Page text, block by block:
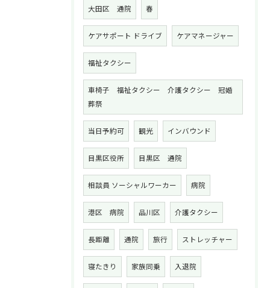
大田区 通院 春
ケアサポート ドライブ ケアマネージャー
福祉タクシー
車椅子 福祉タクシー 介護タクシー 冠婚
葬祭
当日予約可 観光 インバウンド
目黒区役所 目黒区 通院
相談員 ソーシャルワーカー 病院
港区 病院 品川区 介護タクシー
長距離 通院 旅行 ストレッチャー
寝たきり 家族同乗 入退院